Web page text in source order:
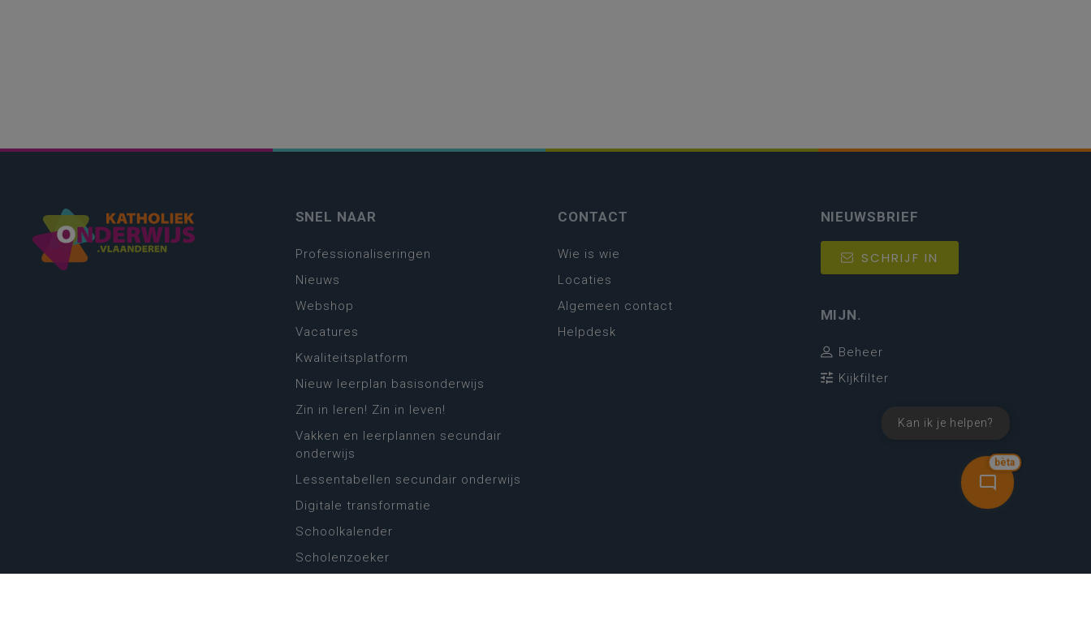
bèta
Kan ik je helpen?
SNEL NAAR
Professionaliseringen
Nieuws
Webshop
Vacatures
Kwaliteitsplatform
Nieuw leerplan basisonderwijs
Zin in leren! Zin in leven!
Vakken en leerplannen secundair
onderwijs
Lessentabellen secundair onderwijs
Digitale transformatie
Schoolkalender
Scholenzoeker
CONTACT
Wie is wie
Locaties
Algemeen contact
Helpdesk
NIEUWSBRIEF
SCHRIJF IN
MIJN.
Beheer
Kijkfilter